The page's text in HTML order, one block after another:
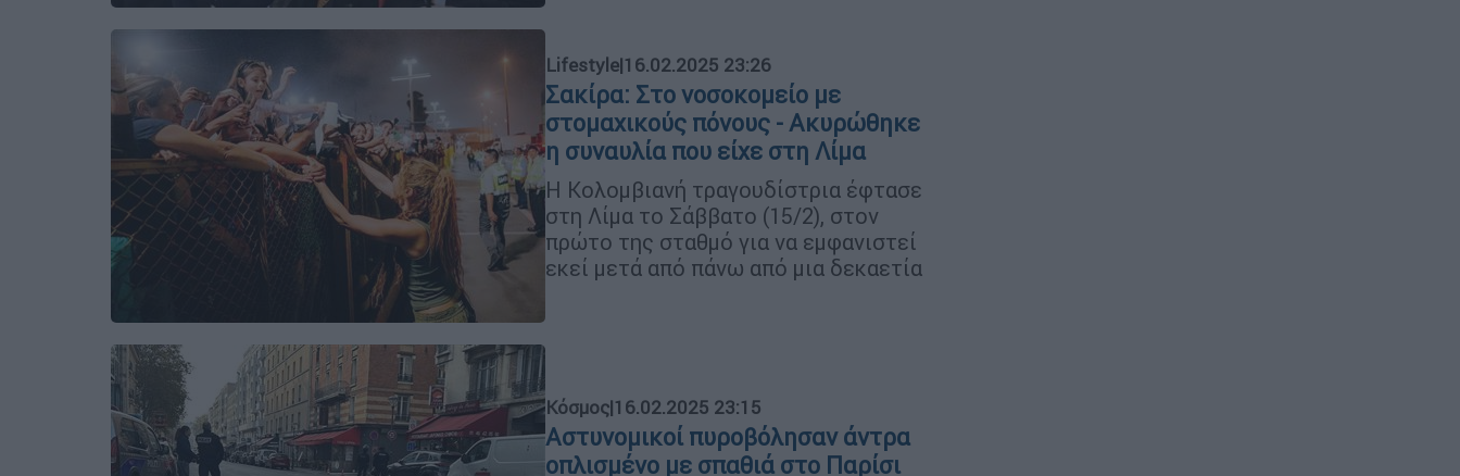
Lifestyle|16.02.2025 23:26
Σακίρα: Στο νοσοκομείο με
στομαχικούς πόνους - Ακυρώθηκε
η συναυλία που είχε στη Λίμα
Η Κολομβιανή τραγουδίστρια έφτασε
στη Λίμα το Σάββατο (15/2), στον
πρώτο της σταθμό για να εμφανιστεί
εκεί μετά από πάνω από μια δεκαετία
Κόσμος|16.02.2025 23:15
Αστυνομικοί πυροβόλησαν άντρα
οπλισμένο με σπαθιά στο Παρίσι